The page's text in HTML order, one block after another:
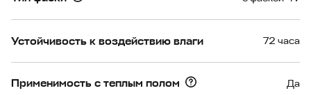
Устойчивость к воздействию влаги 72 часа
Применимость с теплым полом Да